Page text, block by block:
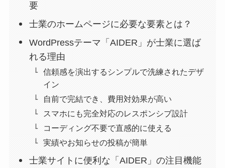
要
士業のホームページに必要な要素とは？
WordPressテーマ「AIDER」が士業に選ば
れる理由
信頼感を演出するシンプルで洗練されたデザ
イン
自前で完結でき、費用対効果が高い
スマホにも完全対応のレスポンシブ設計
コーディング不要で直感的に使える
実績やお知らせの投稿が簡単
士業サイトに便利な「AIDER」の注目機能